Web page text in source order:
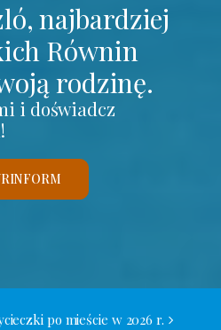
najbardziej
Równin
rodzinę.
i doświadcz
po mieście w 2026 r.